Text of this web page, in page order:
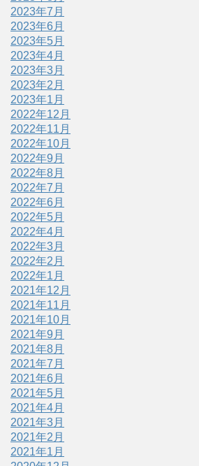
2023年7月
2023年6月
2023年5月
2023年4月
2023年3月
2023年2月
2023年1月
2022年12月
2022年11月
2022年10月
2022年9月
2022年8月
2022年7月
2022年6月
2022年5月
2022年4月
2022年3月
2022年2月
2022年1月
2021年12月
2021年11月
2021年10月
2021年9月
2021年8月
2021年7月
2021年6月
2021年5月
2021年4月
2021年3月
2021年2月
2021年1月